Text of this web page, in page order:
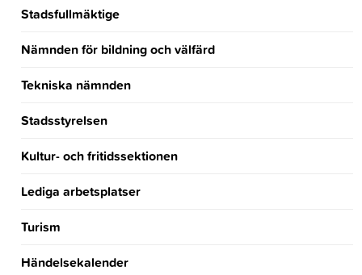
Stadsfullmäktige
Nämnden för bildning och välfärd
Tekniska nämnden
Stadsstyrelsen
Kultur- och fritidssektionen
Lediga arbetsplatser
Turism
Händelsekalender